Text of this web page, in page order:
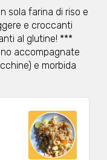
sola farina di riso e
e croccanti
al glutine! ***
accompagnate
e morbida